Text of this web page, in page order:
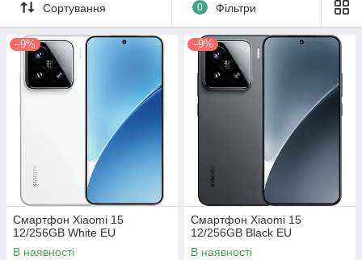
Сортування 0 Фільтри
–9%
Смартфон Xiaomi 15
12/256GB White EU
В наявності
–9%
Смартфон Xiaomi 15
12/256GB Black EU
В наявності